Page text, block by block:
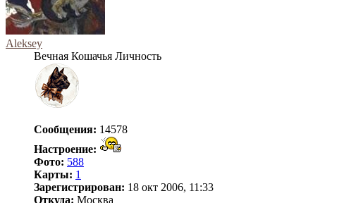
Aleksey
Вечная Кошачья Личность
Сообщения: 14578
Настроение:
Фото: 588
Карты: 1
Зарегистрирован: 18 окт 2006, 11:33
Откуда: Москва